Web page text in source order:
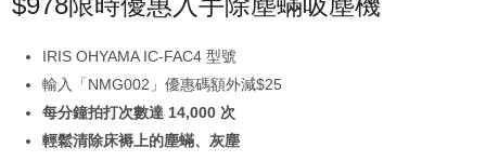
IRIS OHYAMA IC-FAC4 型號
輸入「NMG002」優惠碼額外減$25
每分鐘拍打次數達 14,000 次
輕鬆清除床褥上的塵蟎、灰塵